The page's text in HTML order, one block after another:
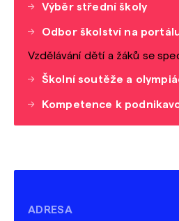
Výběr střední školy
Odbor školství na
Vzdělávání dětí a žáků se
Školní soutěže a
Kompetence k
ADRESA